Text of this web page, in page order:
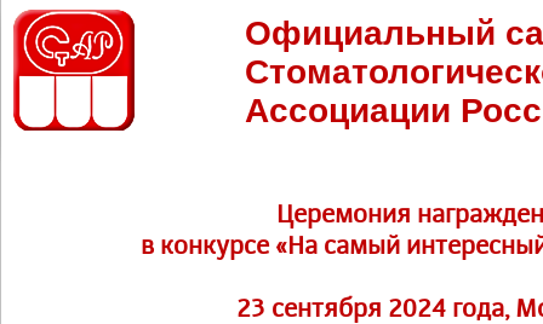
Официальный
Ассоциации
Церемония
в конкурсе «На самый
23 сентября 2024 года,